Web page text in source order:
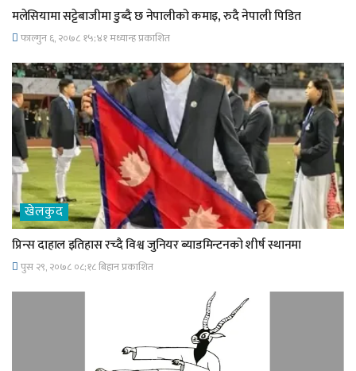
मलेसियामा सट्टेबाजीमा डुब्दै छ नेपालीको कमाइ, रुदै नेपाली पिडित
फाल्गुन ६, २०७८ १५;४१ मध्यान्ह प्रकाशित
खेलकुद
प्रिन्स दाहाल इतिहास रच्दै विश्व जुनियर ब्याडमिन्टनको शीर्ष स्थानमा
पुस २९, २०७८ ०८;१८ बिहान प्रकाशित